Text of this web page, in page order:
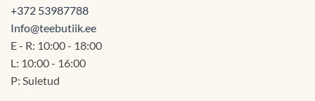
+372 53987788
Info@teebutiik.ee
E - R: 10:00 - 18:00
L: 10:00 - 16:00
P: Suletud